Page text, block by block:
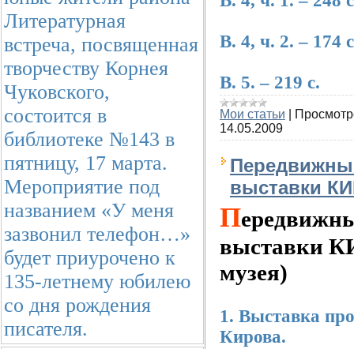
Литературная
встреча, посвященная
творчеству Корнея
Чуковского,
состоится в
библиотеке №143 в
пятницу, 17 марта.
Мероприятие под
названием «У меня
зазвонил телефон…»
будет приурочено к
135-летнему юбилею
со дня рождения
писателя.
В. 4, ч. 2. – 174
В. 5. – 219 с.
Мои статьи
14.05.2009
выставки
П
выставки
музея)
1. Выставка
Кирова.